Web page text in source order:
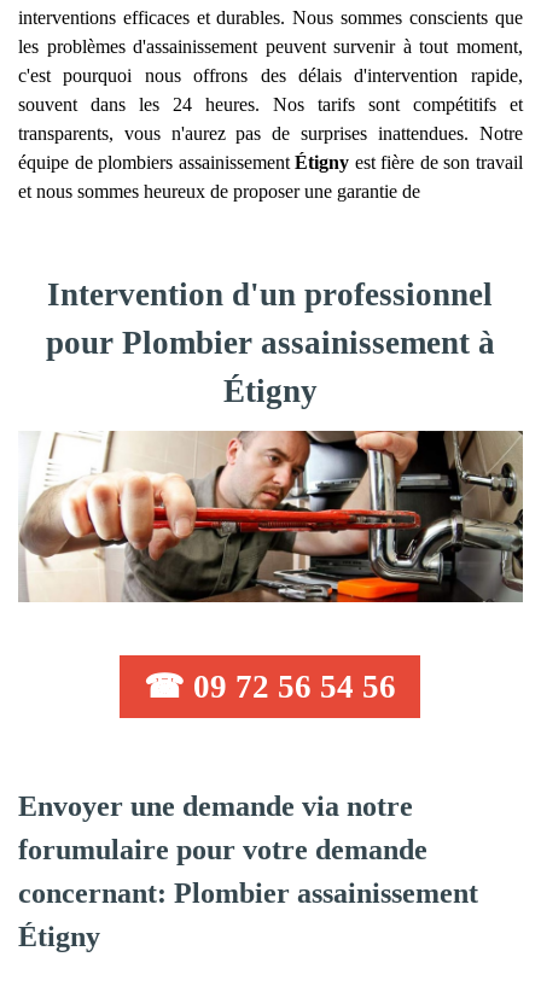
interventions efficaces et durables. Nous sommes conscients que
les problèmes d'assainissement peuvent survenir à tout moment,
c'est pourquoi nous offrons des délais d'intervention rapide,
souvent dans les 24 heures. Nos tarifs sont compétitifs et
transparents, vous n'aurez pas de surprises inattendues. Notre
équipe de plombiers assainissementÉtigny est fière de son travail
et nous sommes heureux de proposer une garantie de
Intervention d'un professionnel
pour Plombier assainissement à
Étigny
☎ 09 72 56 54 56
Envoyer une demande via notre
forumulaire pour votre demande
concernant: Plombier assainissement
Étigny